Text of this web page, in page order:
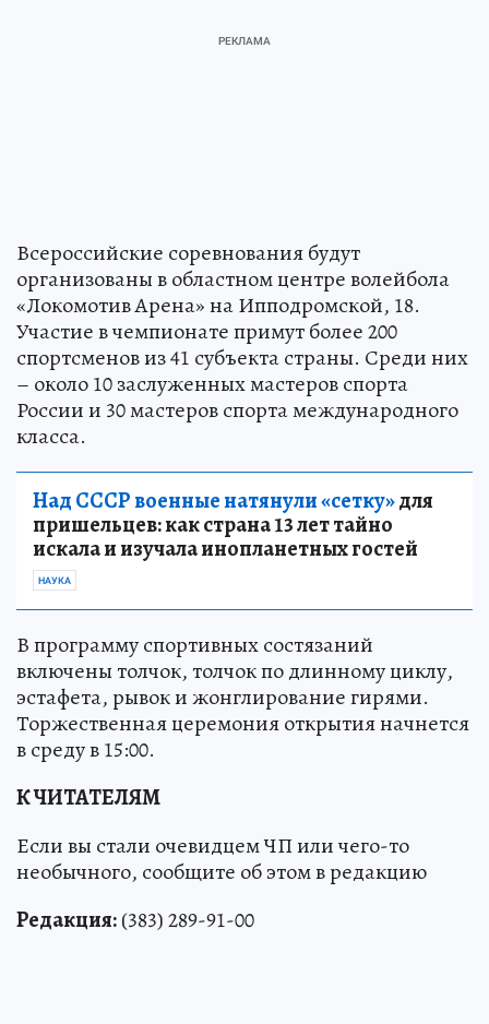
Всероссийские соревнования будут
организованы в областном центре волейбола
«Локомотив Арена» на Ипподромской, 18.
Участие в чемпионате примут более 200
спортсменов из 41 субъекта страны. Среди них
– около 10 заслуженных мастеров спорта
России и 30 мастеров спорта международного
класса.
Над СССР военные натянули «сетку»для
пришельцев: как страна 13 лет тайно
искала и изучала инопланетных гостей
НАУКА
В программу спортивных состязаний
включены толчок, толчок по длинному циклу,
эстафета, рывок и жонглирование гирями.
Торжественная церемония открытия начнется
в среду в 15:00.
К ЧИТАТЕЛЯМ
Если вы стали очевидцем ЧП или чего-то
необычного, сообщите об этом в редакцию
Редакция:(383) 289-91-00